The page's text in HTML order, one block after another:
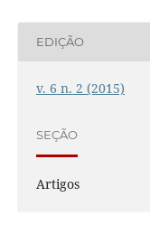
EDIÇÃO
v. 6 n. 2 (2015)
SEÇÃO
Artigos